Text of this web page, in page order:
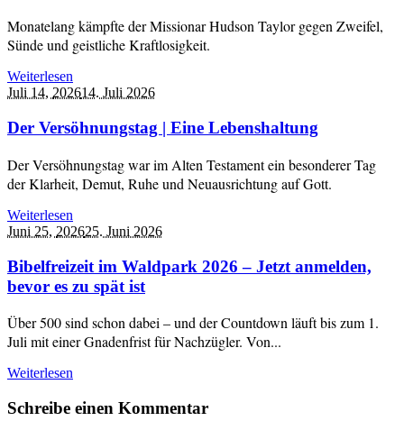
Monatelang kämpfte der Missionar Hudson Taylor gegen Zweifel,
Sünde und geistliche Kraftlosigkeit.
Weiterlesen
Juli 14, 202614. Juli 2026
Der Versöhnungstag | Eine Lebenshaltung
Der Versöhnungstag war im Alten Testament ein besonderer Tag
der Klarheit, Demut, Ruhe und Neuausrichtung auf Gott.
Weiterlesen
Juni 25, 202625. Juni 2026
Bibelfreizeit im Waldpark 2026 – Jetzt anmelden,
bevor es zu spät ist
Über 500 sind schon dabei – und der Countdown läuft bis zum 1.
Juli mit einer Gnadenfrist für Nachzügler. Von...
Weiterlesen
Schreibe einen Kommentar